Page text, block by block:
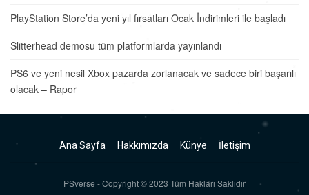
PlayStation Store’da yeni yıl fırsatları Ocak İndirimleri ile başladı
Slitterhead demosu tüm platformlarda yayınlandı
PS6 ve yeni nesil Xbox pazarda zorlanacak ve sadece biri başarılı
olacak – Rapor
Ana Sayfa Hakkımızda Künye İletişim
PSverse - Copyright © 2023 Tüm Hakları Saklıdır